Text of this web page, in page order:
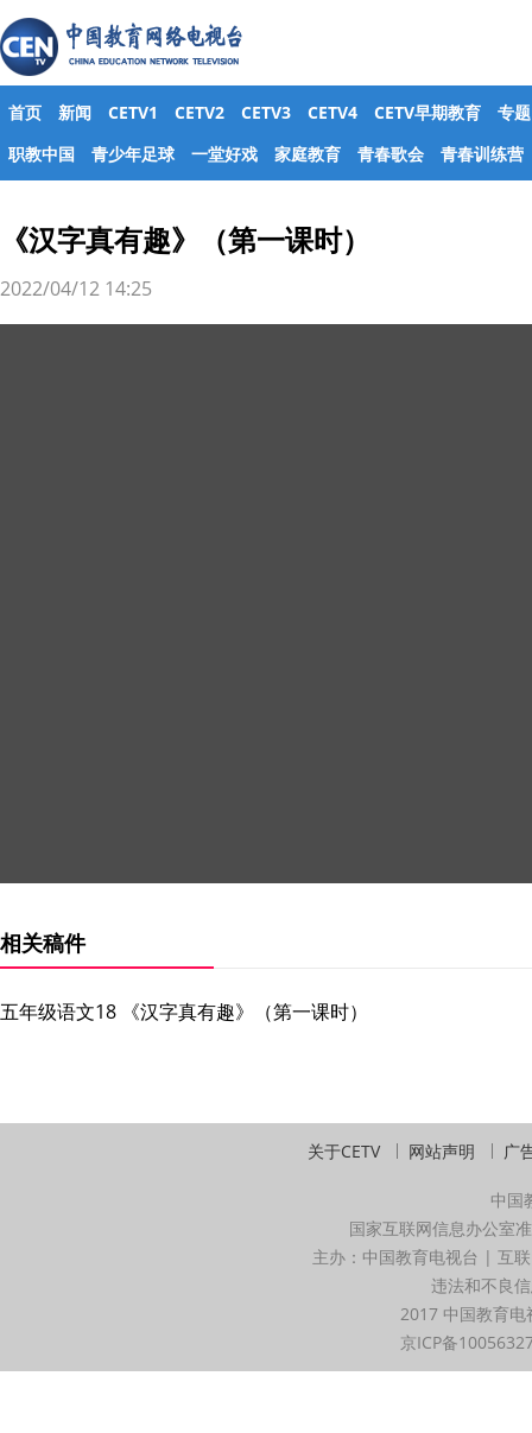
首页 新闻 CETV1 CETV2 CETV3 CETV4 CETV早期教育
专题
职教中国
青少年足球 一堂好戏 家庭教育 青春歌会 青春训练营
《汉字真有趣》（第一课时）
2022/04/12 14:25
相关稿件
五年级语文18 《汉字真有趣》（第一课时）
关于CETV 网站声明 广
中国
国家互联网信息办公室
主办：中国教育电视台 | 互
违法和不良
2017 中国教育
京ICP备